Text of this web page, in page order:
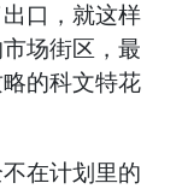
口，就这样
场街区，最
的科文特花
在计划里的